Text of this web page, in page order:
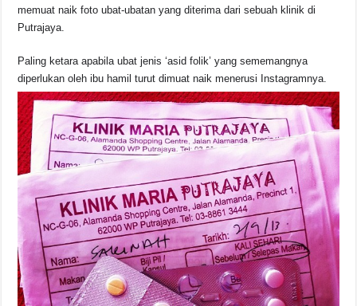
memuat naik foto ubat-ubatan yang diterima dari sebuah klinik di
Putrajaya.
Paling ketara apabila ubat jenis ‘asid folik’ yang sememangnya
diperlukan oleh ibu hamil turut dimuat naik menerusi Instagramnya.